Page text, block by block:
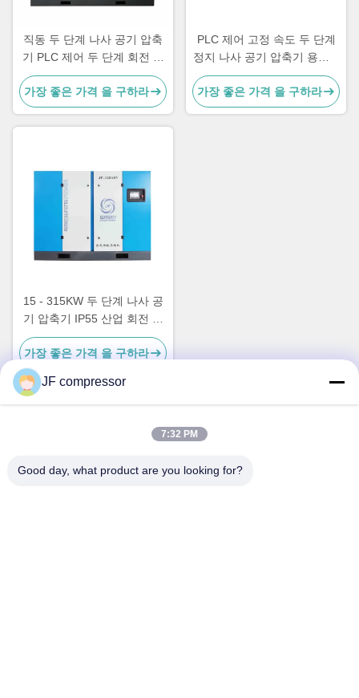
직동 두 단계 나사 공기 압축
기 PLC 제어 두 단계 회전 압
축기
가장 좋은 가격 을 구하라
PLC 제어 고정 속도 두 단계
정지 나사 공기 압축기 용량 3
- 62 M3/Min
가장 좋은 가격 을 구하라
15 - 315KW 두 단계 나사 공
기 압축기 IP55 산업 회전 나
사 압축기
가장 좋은 가격 을 구하라
주소
JF compressor
7:32 PM
Good day, what product are you looking for?